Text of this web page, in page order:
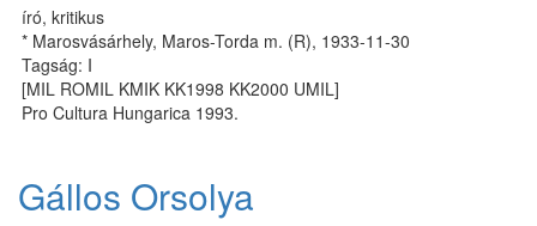
író, kritikus
* Marosvásárhely, Maros-Torda m. (R), 1933-11-30
Tagság: I
[MIL ROMIL KMIK KK1998 KK2000 UMIL]
Pro Cultura Hungarica 1993.
Gállos Orsolya